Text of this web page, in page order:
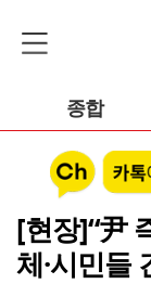
종합
[현장]“尹
체·시민들